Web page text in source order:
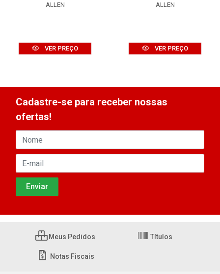
ALLEN
VER PREÇO
ALLEN
VER PREÇO
Cadastre-se para receber nossas
ofertas!
Meus Pedidos Títulos
Notas Fiscais